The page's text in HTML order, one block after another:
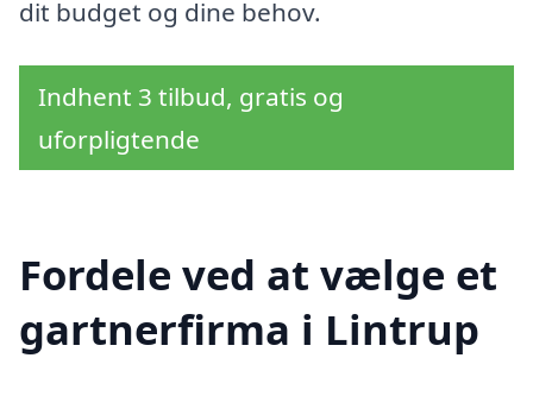
dit budget og dine behov.
Indhent 3 tilbud, gratis og
uforpligtende
Fordele ved at vælge et
gartnerfirma i Lintrup